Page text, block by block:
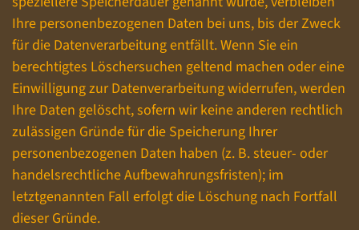
Ihre personenbezogenen Daten bei uns, bis der Zweck
für die Datenverarbeitung entfällt. Wenn Sie ein
berechtigtes Löschersuchen geltend machen oder eine
Einwilligung zur Datenverarbeitung widerrufen, werden
Ihre Daten gelöscht, sofern wir keine anderen rechtlich
zulässigen Gründe für die Speicherung Ihrer
personenbezogenen Daten haben (z. B. steuer- oder
handelsrechtliche Aufbewahrungsfristen); im
letztgenannten Fall erfolgt die Löschung nach Fortfall
dieser Gründe.